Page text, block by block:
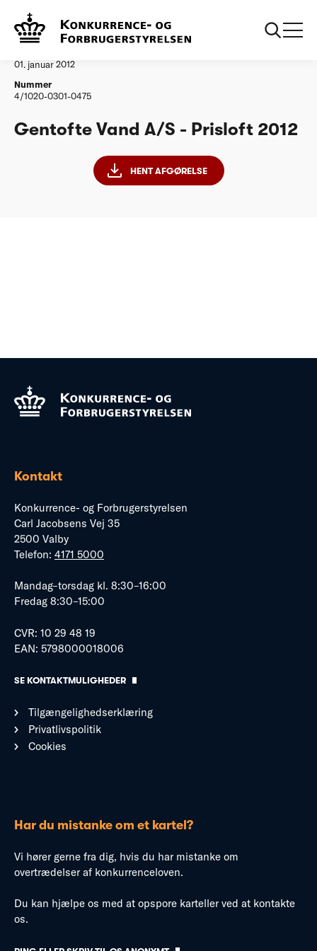
Vandtilsyn
01. januar 2012
Nummer
4/1020-0301-0475
Gentofte Vand A/S - Prisloft 2012
HENT AFGØRELSE
Kontakt
Konkurrence- og Forbrugerstyrelsen
Carl Jacobsens Vej 35
2500 Valby
Telefon: 4171 5000
Mandag–torsdag kl. 8:30–16:00
Fredag 8:30–15:00
CVR: 10 29 48 19
EAN: 5798000018006
SE KONTAKTMULIGHEDER
Tilgængelighedserklæring
Privatlivspolitik
Cookies
Har du mistanke om et kartel?
Vi hører gerne fra dig, hvis du har mistanke om
overtrædelser af konkurrenceloven.
Du kan hjælpe os med at opspore karteller ved at kontakte
os.